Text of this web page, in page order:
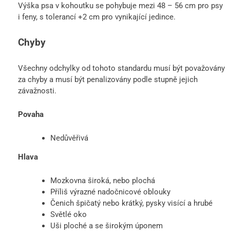
Výška psa v kohoutku se pohybuje mezi 48 – 56 cm pro psy
i feny, s tolerancí +2 cm pro vynikající jedince.
Chyby
Všechny odchylky od tohoto standardu musí být považovány
za chyby a musí být penalizovány podle stupně jejich
závažnosti.
Povaha
Nedůvěřivá
Hlava
Mozkovna široká, nebo plochá
Příliš výrazné nadočnicové oblouky
Čenich špičatý nebo krátký, pysky visící a hrubé
Světlé oko
Uši ploché a se širokým úponem